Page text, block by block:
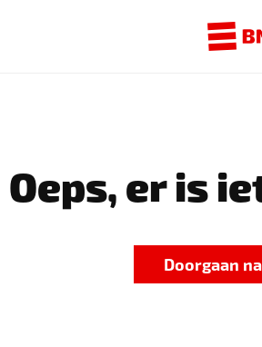
Oeps, er is
Doorgaan